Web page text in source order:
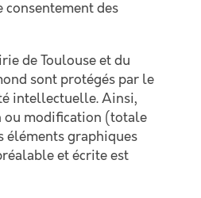
consentement des
de Toulouse et du
sont protégés par le
intellectuelle. Ainsi,
ou modification (totale
éléments graphiques
et écrite est